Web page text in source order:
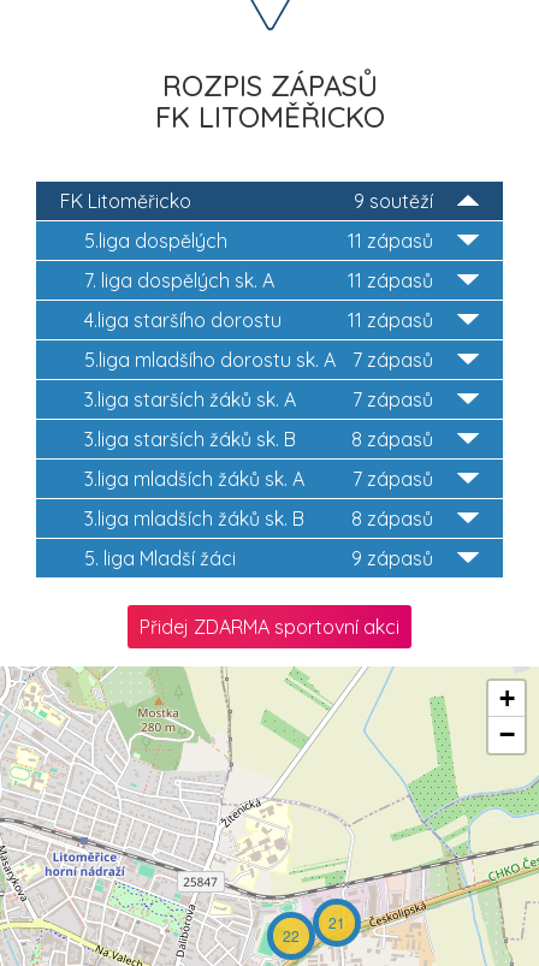
ROZPIS ZÁPASŮ
FK LITOMĚŘICKO
9 soutěží
FK Litoměřicko
11 zápasů
5.liga dospělých
11 zápasů
7. liga dospělých sk. A
11 zápasů
4.liga staršího dorostu
7 zápasů
5.liga mladšího dorostu sk. A
7 zápasů
3.liga starších žáků sk. A
8 zápasů
3.liga starších žáků sk. B
7 zápasů
3.liga mladších žáků sk. A
8 zápasů
3.liga mladších žáků sk. B
9 zápasů
5. liga Mladší žáci
Přidej ZDARMA sportovní akci
21
22
+
−